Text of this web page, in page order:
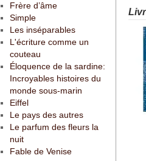
Frère d’âme
Simple
Les inséparables
L'écriture comme un
couteau
Éloquence de la sardine:
Incroyables histoires du
monde sous-marin
Eiffel
Le pays des autres
Le parfum des fleurs la
nuit
Fable de Venise